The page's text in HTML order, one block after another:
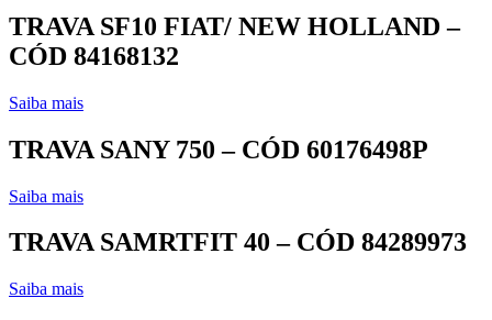
TRAVA SF10 FIAT/ NEW HOLLAND –
CÓD 84168132
Saiba mais
TRAVA SANY 750 – CÓD 60176498P
Saiba mais
TRAVA SAMRTFIT 40 – CÓD 84289973
Saiba mais